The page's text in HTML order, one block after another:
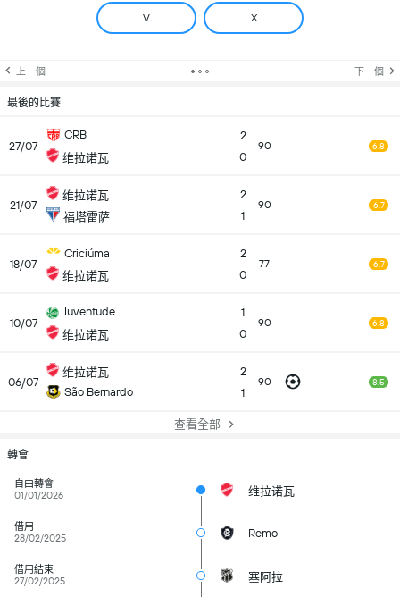
V X
上一個 下一個
最後的比賽
27/07
CRB
维拉诺瓦
2
0
90 6.8
21/07
维拉诺瓦
福塔雷萨
2
1
90 6.7
18/07
Criciúma
维拉诺瓦
2
0
77 6.7
10/07
Juventude
维拉诺瓦
1
0
90 6.8
06/07
维拉诺瓦
São Bernardo
2
1
90 8.5
查看全部
轉會
自由轉會
01/01/2026
维拉诺瓦
借用
28/02/2025
Remo
借用結束
27/02/2025
塞阿拉